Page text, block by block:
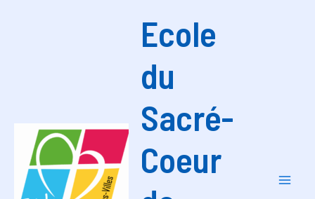
Ecole
du
Sacré-
Coeur